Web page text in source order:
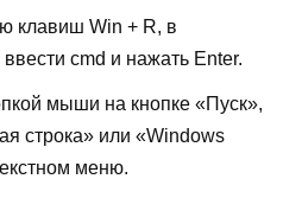
клавиш Win + R, в
cmd и нажать Enter.
мыши на кнопке «Пуск»,
строка» или «Windows
меню.